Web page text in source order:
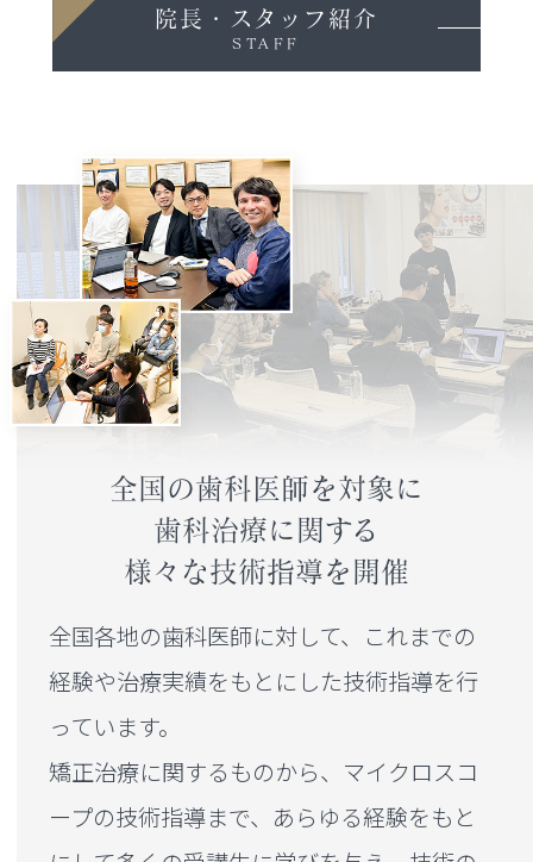
院長・スタッフ紹介
STAFF
全国の歯科医師を対象に
歯科治療に関する
様々な技術指導を開催
全国各地の歯科医師に対して、
これまでの
経験や治療実績をもとにした技術指導を行
っています。
矯正治療に関するものから、マイクロスコ
ープの技術指導まで、 あらゆる経験をもと